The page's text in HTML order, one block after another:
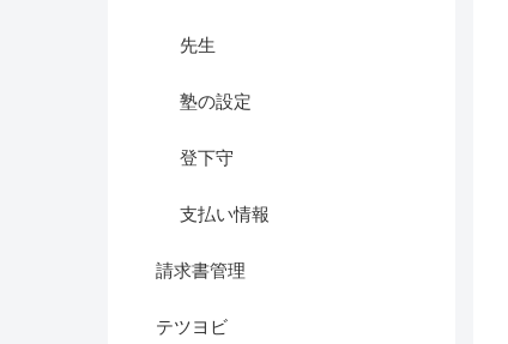
先生
塾の設定
登下守
支払い情報
請求書管理
テツヨビ